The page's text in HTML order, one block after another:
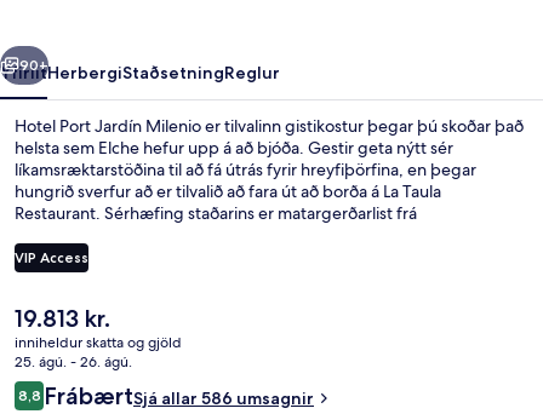
Næsta
90+
YfirlitHerbergiStaðsetningReglur
Hotel Port Jardín Milenio er tilvalinn gistikostur þegar þú skoðar það
helsta sem Elche hefur upp á að bjóða. Gestir geta nýtt sér
líkamsræktarstöðina til að fá útrás fyrir hreyfiþörfina, en þegar
hungrið sverfur að er tilvalið að fara út að borða á La Taula
Restaurant. Sérhæfing staðarins er matargerðarlist frá
gufubað. Aðrir gestir hafa sagt okkur að þeir hafi verið sérstaklega
sáttir við hjálpsamt starfsfólk og ástand gististaðarins almennt.
VIP Access
Núverandi
verð
er
19.813 kr.
19.813 kr.
inniheldur skatta og gjöld
25. ágú. - 26. ágú.
Umsagnir
8,88,8 af 10
FrábærtSjá allar 586 umsagnir